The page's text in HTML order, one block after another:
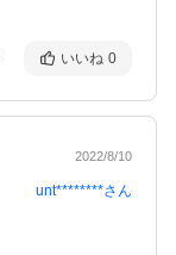
いいね 0
2022/8/10
unt********さん